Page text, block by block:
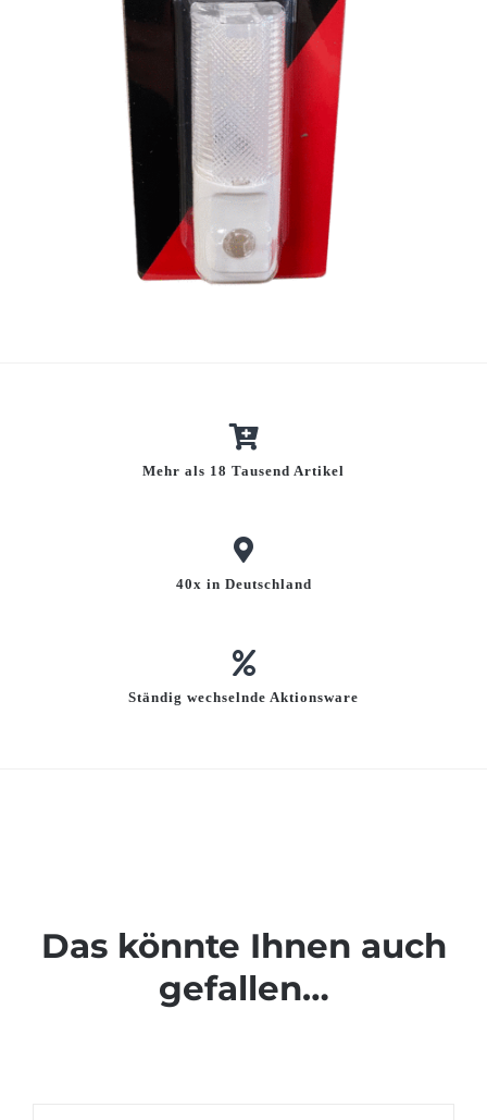
Mehr als 18 Tausend Artikel
40x in Deutschland
Ständig wechselnde Aktionsware
Das könnte Ihnen auch
gefallen…